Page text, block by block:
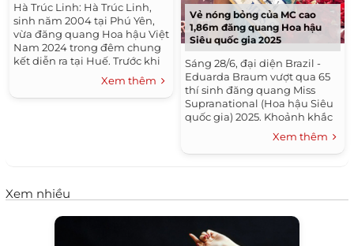
Hà Trúc Linh: Hà Trúc Linh,
sinh năm 2004 tại Phú Yên,
vừa đăng quang Hoa hậu Việt
Nam 2024 trong đêm chung
kết diễn ra tại Huế. Trước khi
đến với vương miện danh giá,
cô từng là Hoa khôi Trường...
Xem thêm
Vẻ nóng bỏng của MC cao
1,86m đăng quang Hoa hậu
Siêu quốc gia 2025
Sáng 28/6, đại diện Brazil -
Eduarda Braum vượt qua 65
thí sinh đăng quang Miss
Supranational (Hoa hậu Siêu
quốc gia) 2025. Khoảnh khắc
Supranational 2025: Ở vòng
ứng xử, khi...
Xem thêm
Xem nhiều